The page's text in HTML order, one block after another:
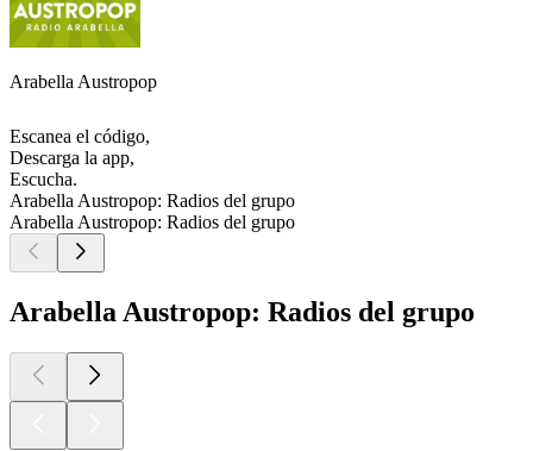
Arabella Austropop
Escanea el código,
Descarga la app,
Escucha.
Arabella Austropop: Radios del grupo
Arabella Austropop: Radios del grupo
Arabella Austropop: Radios del grupo